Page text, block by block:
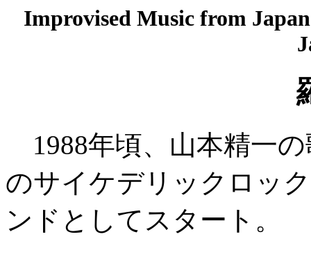
Improvised Music from
1988年頃、山本精一
のサイケデリックロッ
ンドとしてスタート。